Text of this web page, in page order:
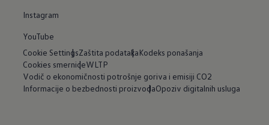
Instagram
YouTube
Cookie SettingsZaštita podatakaKodeks ponašanja
Cookies smerniceWLTP
Vodič o ekonomičnosti potrošnje goriva i emisiji CO2
Informacije o bezbednosti proizvodaOpoziv digitalnih usluga